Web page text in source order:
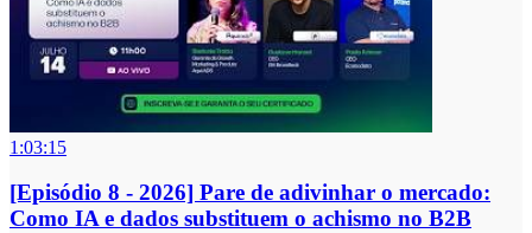
1:03:15
[Episódio 8 - 2026] Pare de adivinhar o mercado:
Como IA e dados substituem o achismo no B2B